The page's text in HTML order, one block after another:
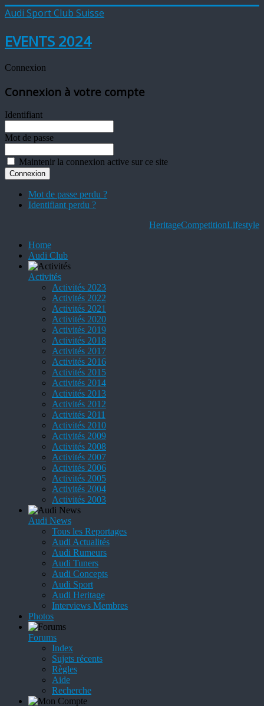
Audi Sport Club Suisse
EVENTS 2024
Connexion
Connexion à votre compte
Identifiant
Mot de passe
Maintenir la connexion active sur ce site
Mot de passe perdu ?
Identifiant perdu ?
HeritageCompetitionLifestyle
Home
Audi Club
Activités
Activités 2023
Activités 2022
Activités 2021
Activités 2020
Activités 2019
Activités 2018
Activités 2017
Activités 2016
Activités 2015
Activités 2014
Activités 2013
Activités 2012
Activités 2011
Activités 2010
Activités 2009
Activités 2008
Activités 2007
Activités 2006
Activités 2005
Activités 2004
Activités 2003
Audi News
Tous les Reportages
Audi Actualités
Audi Rumeurs
Audi Tuners
Audi Concepts
Audi Sport
Audi Heritage
Interviews Membres
Photos
Forums
Index
Sujets récents
Règles
Aide
Recherche